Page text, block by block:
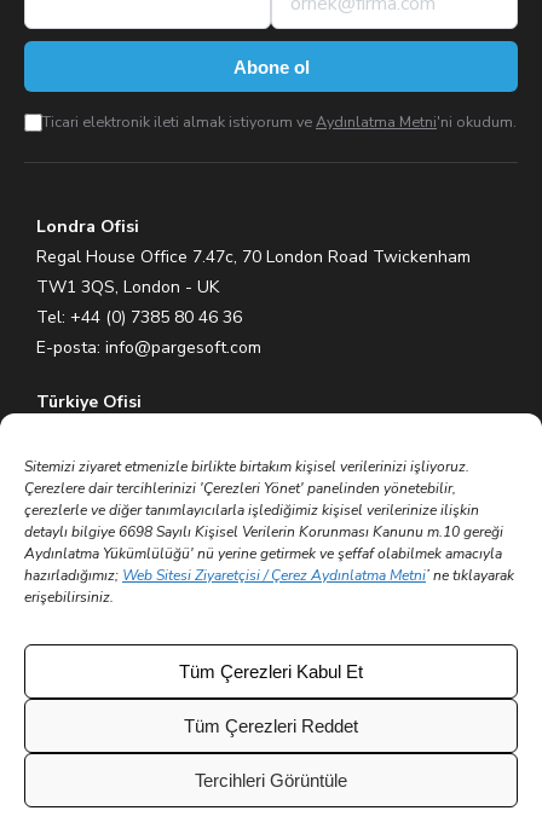
Sitemizi ziyaret etmenizle birlikte birtakım kişisel verilerinizi işliyoruz.
Çerezlere dair tercihlerinizi 'Çerezleri Yönet' panelinden yönetebilir,
çerezlerle ve diğer tanımlayıcılarla işlediğimiz kişisel verilerinize ilişkin
detaylı bilgiye 6698 Sayılı Kişisel Verilerin Korunması Kanunu m.10 gereği
Aydınlatma Yükümlülüğü' nü yerine getirmek ve şeffaf olabilmek amacıyla
hazırladığımız; Web Sitesi Ziyaretçisi / Çerez Aydınlatma Metni’ ne tıklayarak
erişebilirsiniz.
Tüm Çerezleri Kabul Et
Tüm Çerezleri Reddet
Tercihleri Görüntüle
Abone ol
Ticari elektronik ileti almak istiyorum veAydınlatma Metni'ni okudum.
Londra Ofisi
Regal House Office 7.47c, 70 London Road Twickenham
TW1 3QS, London - UK
Tel: +44 (0) 7385 80 46 36
E-posta: info@pargesoft.com
Türkiye Ofisi
Ümraniye – İstanbul / Türkiye
Tel: +90 (216) 575 60 70
E-posta:
info@pargesoft.com
Trakya Teknopark Ofisi
Trakya Üniversitesi Ayşe Kadın Yerleşkesi
Merkez – Edirne / Türkiye
E-posta:info@pargesoft.com